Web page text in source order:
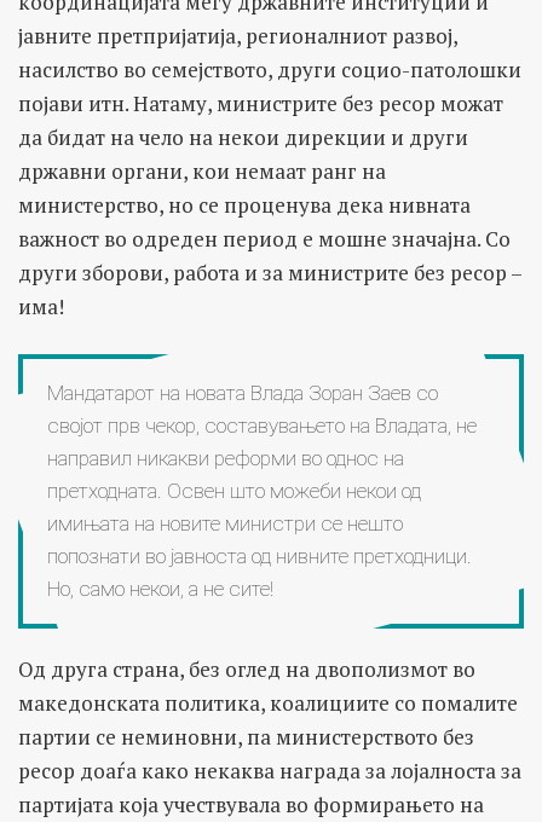
јавните претпријатија, регионалниот развој,
насилство во семејството, други социо-патолошки
појави итн. Натаму, министрите без ресор можат
да бидат на чело на некои дирекции и други
државни органи, кои немаат ранг на
министерство, но се проценува дека нивната
важност во одреден период е мошне значајна. Со
други зборови, работа и за министрите без ресор –
има!
Мандатарот на новата Влада Зоран Заев со
својот прв чекор, составувањето на Владата, не
направил никакви реформи во однос на
претходната. Освен што можеби некои од
имињата на новите министри се нешто
попознати во јавноста од нивните претходници.
Но, само некои, а не сите!
Од друга страна, без оглед на двополизмот во
македонската политика, коалициите со помалите
партии се неминовни, па министерството без
ресор доаѓа како некаква награда за лојалноста за
партијата која учествувала во формирањето на